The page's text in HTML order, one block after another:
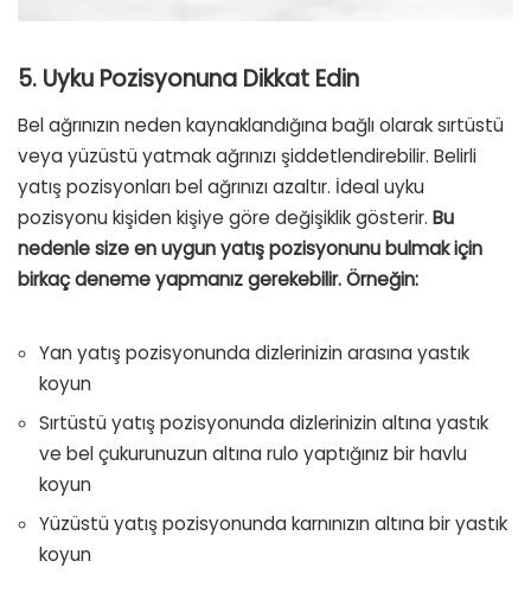
5. Uyku Pozisyonuna Dikkat Edin
Bel ağrınızın neden kaynaklandığına bağlı olarak sırtüstü
veya yüzüstü yatmak ağrınızı şiddetlendirebilir. Belirli
yatış pozisyonları bel ağrınızı azaltır. İdeal uyku
pozisyonu kişiden kişiye göre değişiklik gösterir. Bu
nedenle size en uygun yatış pozisyonunu bulmak için
birkaç deneme yapmanız gerekebilir. Örneğin:
Yan yatış pozisyonunda dizlerinizin arasına yastık
koyun
Sırtüstü yatış pozisyonunda dizlerinizin altına yastık
ve bel çukurunuzun altına rulo yaptığınız bir havlu
koyun
Yüzüstü yatış pozisyonunda karnınızın altına bir yastık
koyun